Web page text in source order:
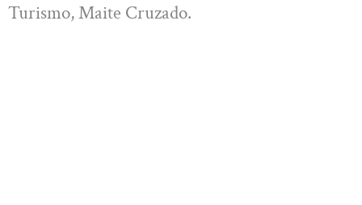
Turismo, Maite Cruzado.